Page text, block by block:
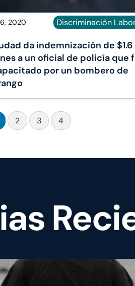
2020 Discriminación
da indemnización de $1.6
a un oficial de policía que
por un bombero de
2 3 4